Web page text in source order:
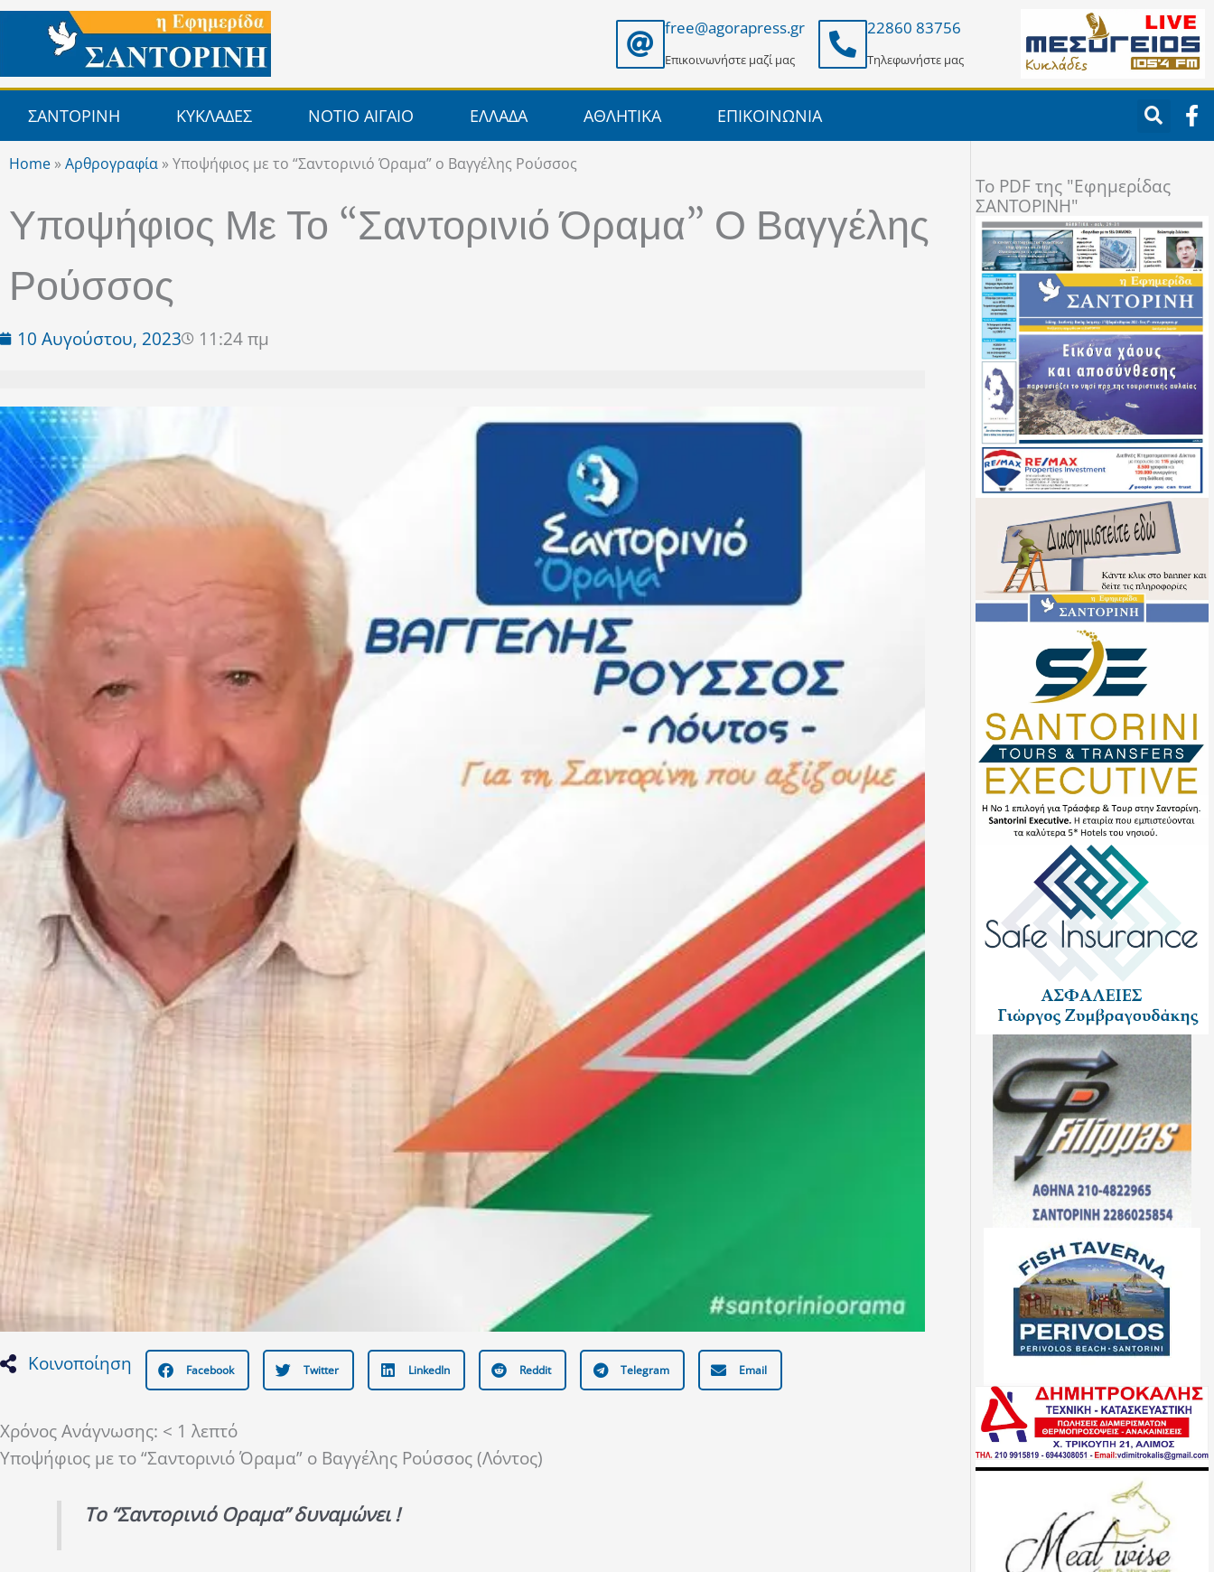
Μετάβαση
περιεχόμενο
free@agorapress.gr
Επικοινωνήστε μαζί μας
22860 83756
Τηλεφωνήστε μας
ΣΑΝΤΟΡΙΝΗ ΚΥΚΛΑΔΕΣ ΝΟΤΙΟ ΑΙΓΑΙΟ ΕΛΛΑΔΑ ΑΘΛΗΤΙΚΑ ΕΠΙΚΟΙΝΩΝΙΑ F
a
c
o
k
-
f
Home »Αρθρογραφία »Υποψήφιος με το “Σαντορινιό Όραμα” ο Βαγγέλης Ρούσσος
Υποψήφιος Με Το “Σαντορινιό Όραμα” Ο Βαγγέλης
Ρούσσος
10 Αυγούστου, 2023 11:24 πμ
Κοινοποίηση Facebook Twitter LinkedIn Reddit Telegram Email
Χρόνος Ανάγνωσης: < 1 λεπτό
Υποψήφιος με το “Σαντορινιό Όραμα” ο Βαγγέλης Ρούσσος (Λόντος)
Το “Σαντορινιό Οραμα” δυναμώνει !
To PDF της "Εφημερίδας
ΣΑΝΤΟΡΙΝΗ"